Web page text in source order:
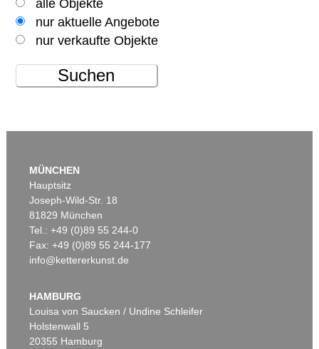
alle Objekte
nur aktuelle Angebote
nur verkaufte Objekte
Suchen
MÜNCHEN
Hauptsitz
Joseph-Wild-Str. 18
81829 München
Tel.: +49 (0)89 55 244-0
Fax: +49 (0)89 55 244-177
info@kettererkunst.de
HAMBURG
Louisa von Saucken / Undine Schleifer
Holstenwall 5
20355 Hamburg